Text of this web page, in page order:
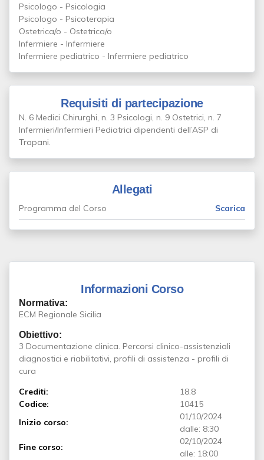
Psicologo - Psicologia
Psicologo - Psicoterapia
Ostetrica/o - Ostetrica/o
Infermiere - Infermiere
Infermiere pediatrico - Infermiere pediatrico
Requisiti di partecipazione
N. 6 Medici Chirurghi, n. 3 Psicologi, n. 9 Ostetrici, n. 7
Infermieri/Infermieri Pediatrici dipendenti dell’ASP di
Trapani.
Allegati
Programma del Corso Scarica
Informazioni Corso
Normativa:
ECM Regionale Sicilia
Obiettivo:
3 Documentazione clinica. Percorsi clinico-assistenziali
diagnostici e riabilitativi, profili di assistenza - profili di
cura
Crediti:
18.8
Codice:
10415
Inizio corso:
01/10/2024
dalle: 8:30
Fine corso:
02/10/2024
alle: 18:00